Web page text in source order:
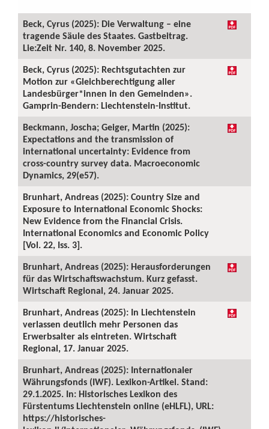
Beck, Cyrus (2025): Die Verwaltung – eine
tragende Säule des Staates. Gastbeitrag.
Lie:Zeit Nr. 140, 8. November 2025.
Beck, Cyrus (2025): Rechtsgutachten zur
Motion zur «Gleichberechtigung aller
Landesbürger*innen in den Gemeinden».
Gamprin-Bendern: Liechtenstein-Institut.
Beckmann, Joscha; Geiger, Martin (2025):
Expectations and the transmission of
international uncertainty: Evidence from
cross-country survey data. Macroeconomic
Dynamics, 29(e57).
Brunhart, Andreas (2025): Country Size and
Exposure to International Economic Shocks:
New Evidence from the Financial Crisis.
International Economics and Economic Policy
[Vol. 22, Iss. 3].
Brunhart, Andreas (2025): Herausforderungen
für das Wirtschaftswachstum. Kurz gefasst.
Wirtschaft Regional, 24. Januar 2025.
Brunhart, Andreas (2025): In Liechtenstein
verlassen deutlich mehr Personen das
Erwerbsalter als eintreten. Wirtschaft
Regional, 17. Januar 2025.
Brunhart, Andreas (2025): Internationaler
Währungsfonds (IWF). Lexikon-Artikel. Stand:
29.1.2025. In: Historisches Lexikon des
Fürstentums Liechtenstein online (eHLFL), URL:
https://historisches-